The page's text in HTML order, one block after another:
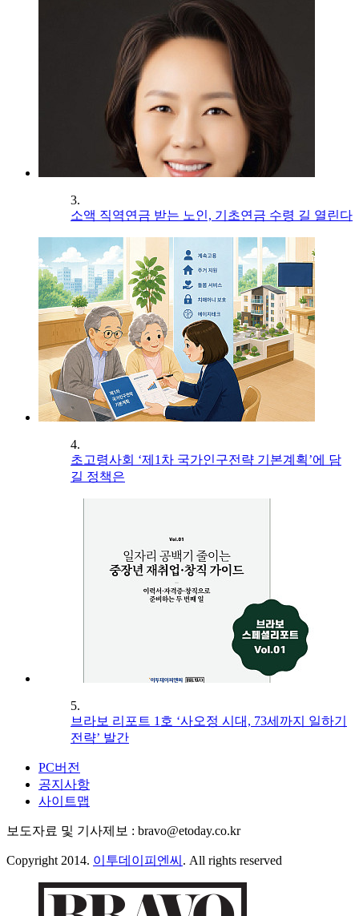
3.
소액 직역연금 받는 노인, 기초연금 수령 길 열린다
4.
초고령사회 ‘제1차 국가인구전략 기본계획’에 담
길 정책은
5.
브라보 리포트 1호 ‘사오정 시대, 73세까지 일하기
전략’ 발간
PC버전
공지사항
사이트맵
보도자료 및 기사제보 : bravo@etoday.co.kr
Copyright 2014. 이투데이피엔씨 . All rights reserved